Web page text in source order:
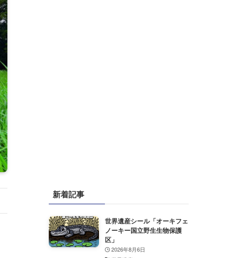
新着記事
世界遺産シール「オーキフェ
ノーキー国立野生生物保護
区」
2026年8月6日